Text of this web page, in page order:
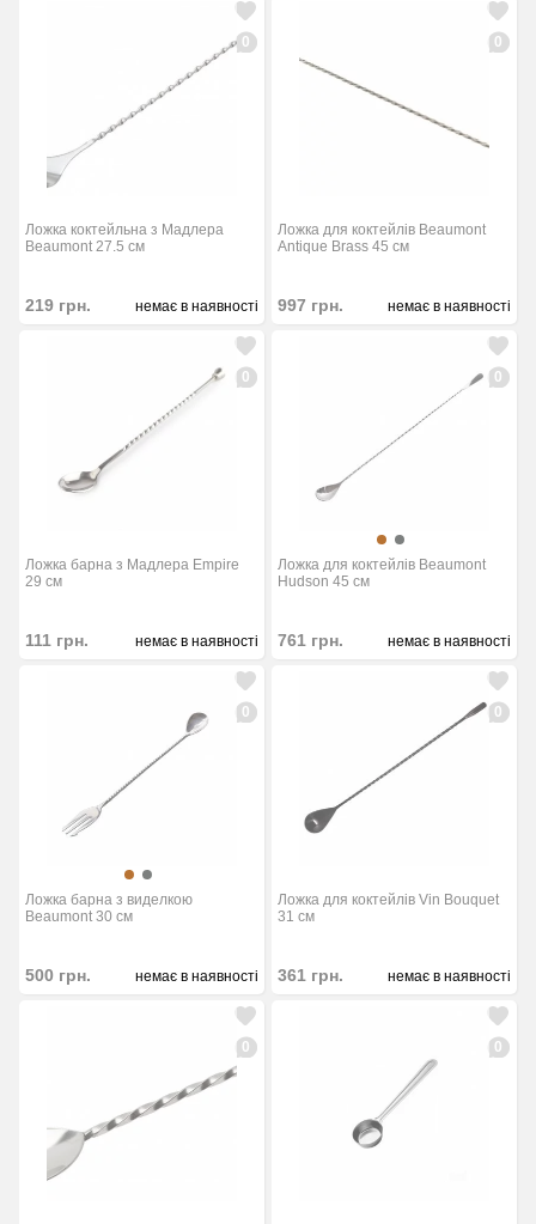
0
Ложка коктейльна з Мадлера
Beaumont 27.5 см
219 грн. немає в наявності
0
Ложка для коктейлів Beaumont
Antique Brass 45 см
997 грн. немає в наявності
0
Ложка барна з Мадлера Empire
29 см
111 грн. немає в наявності
0
Ложка для коктейлів Beaumont
Hudson 45 см
761 грн. немає в наявності
0
Ложка барна з виделкою
Beaumont 30 см
500 грн. немає в наявності
0
Ложка для коктейлів Vin Bouquet
31 см
361 грн. немає в наявності
0 0